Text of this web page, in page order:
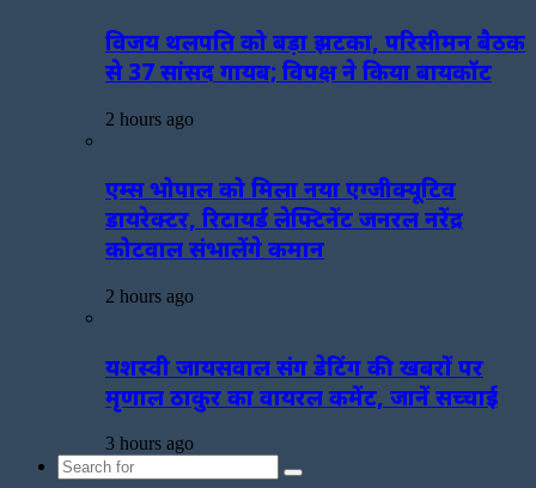
विजय थलपति को बड़ा झटका, परिसीमन बैठक
से 37 सांसद गायब; विपक्ष ने किया बायकॉट
2 hours ago
एम्स भोपाल को मिला नया एग्जीक्यूटिव
डायरेक्टर, रिटायर्ड लेफ्टिनेंट जनरल नरेंद्र
कोटवाल संभालेंगे कमान
2 hours ago
यशस्वी जायसवाल संग डेटिंग की खबरों पर
मृणाल ठाकुर का वायरल कमेंट, जानें सच्चाई
3 hours ago
Search